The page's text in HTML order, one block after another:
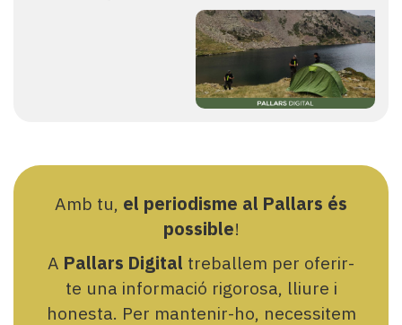
Amb tu, el periodisme al Pallars és
possible!
A Pallars Digital treballem per oferir-
te una informació rigorosa, lliure i
honesta. Per mantenir-ho, necessitem